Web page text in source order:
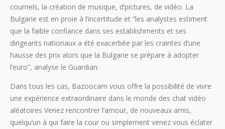
courriels, la création de musique, d’pictures, de vidéo. La
Bulgarie est en proie à l’incertitude et “les analystes estiment
que la faible confiance dans ses establishments et ses
dirigeants nationaux a été exacerbée par les craintes d’une
hausse des prix alors que la Bulgarie se prépare à adopter
l’euro”, analyse le Guardian.
Dans tous les cas, Bazoocam vous offre la possibilité de vivre
une expérience extraordinaire dans le monde des chat vidéo
aléatoires Venez rencontrer l’amour, de nouveaux amis,
quelqu’un à qui faire la cour ou simplement venez vous éclater